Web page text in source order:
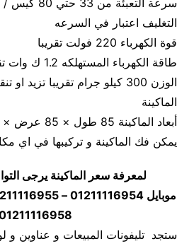
التغليف اعتبار في السرعه
قوة الكهرباء 220 فولت تقريبا
طاقة الكهرباء المستهلكه 1.2 ك وات تقريبا
الوزن 300 كيلو جرام تقريبا
الماكينة
يمكن فك الماكينة و تركيبها في اي
لمعرفة سعر الماكينة يرجى
ستجد تليفونات المبيعات و عناوين